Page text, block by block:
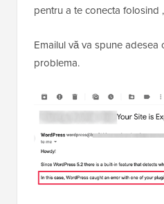
pentru a te conecta folosind
Emailul vă va spune adesea
problema.